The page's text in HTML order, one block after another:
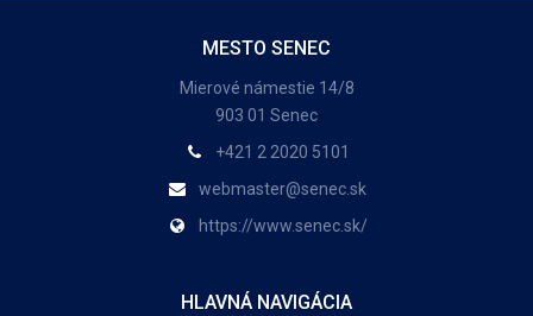
MESTO SENEC
Mierové námestie 14/8
903 01 Senec
+421 2 2020 5101
webmaster@senec.sk
https://www.senec.sk/
HLAVNÁ NAVIGÁCIA